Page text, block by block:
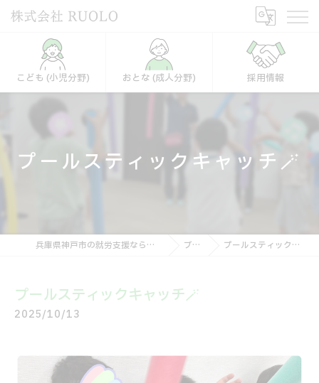
こども (小児分野) おとな (成人分野) 採用情報
プールスティックキャッチ🪄
兵庫県神戸市の就労支援なら株式会社RUOLO ブログ プールスティックキャッチ🪄
プールスティックキャッチ🪄
2025/10/13